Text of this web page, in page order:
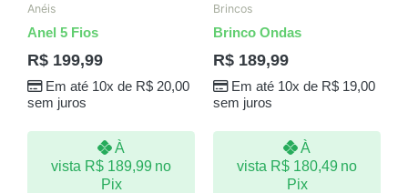
Anéis
Anel 5 Fios
R$ 199,99
Em até 10x de R$20,00
sem juros
À
vista R$189,99 no
Pix
As
podem
escolhidas
Brincos
Brinco Ondas
R$ 189,99
Em até 10x de R$19,00
sem juros
À
vista R$180,49 no
Pix